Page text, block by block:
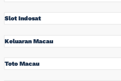
Slot Indosat
Keluaran Macau
Toto Macau